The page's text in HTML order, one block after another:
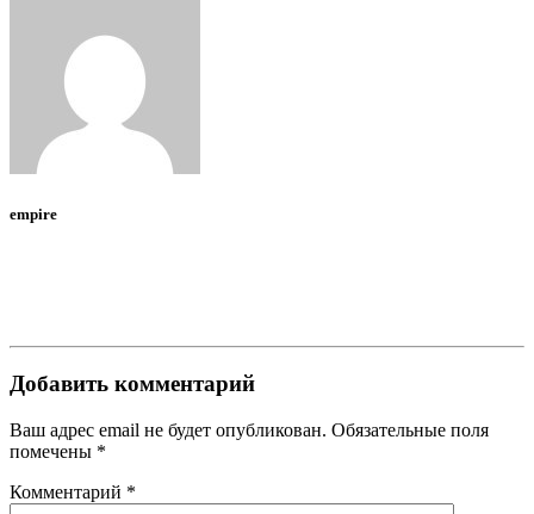
empire
Добавить комментарий
Ваш адрес email не будет опубликован. Обязательные поля
помечены *
Комментарий *